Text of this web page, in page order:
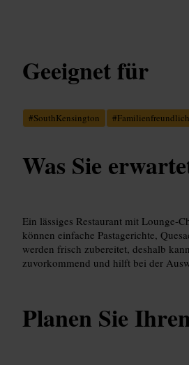
Geeignet für
#SouthKensington #Familienfreundlich
Was Sie
Ein lässiges Restaurant mit Lounge-
können einfache Pastagerichte,
werden frisch zubereitet, deshalb
zuvorkommend und hilft bei der
Planen Sie